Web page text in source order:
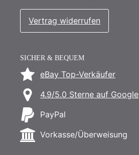
Vertrag widerrufen
SICHER & BEQUEM
eBay Top-Verkäufer
4.9/5.0 Sterne auf Google
PayPal
Vorkasse/Überweisung